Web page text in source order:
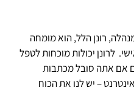
רונן הלל, הוא מומחה
לרונן יכולות מוכחות לטפל
אם אתה סובל מכתבות
– יש לנו את הכוח